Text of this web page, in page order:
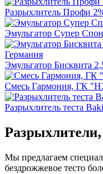
Разрыхлитель Профи
Эмульгатор Супер
Эмульгатор Бисквита
Смесь Гармония, ГК
Разрыхлитель теста
Разрыхлители,
Мы предлагаем
бездрожжевое тесто